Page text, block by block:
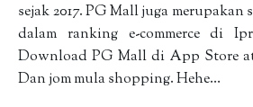
sejak 2017. PG Mall juga merupakan
dalam ranking e-commerce di
Download PG Mall di App Store
Dan jom mula shopping. Hehe…